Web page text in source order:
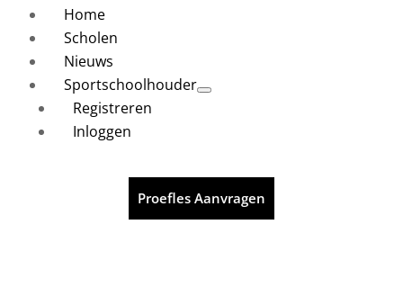
Home
Scholen
Nieuws
Sportschoolhouder
Registreren
Inloggen
Proefles Aanvragen